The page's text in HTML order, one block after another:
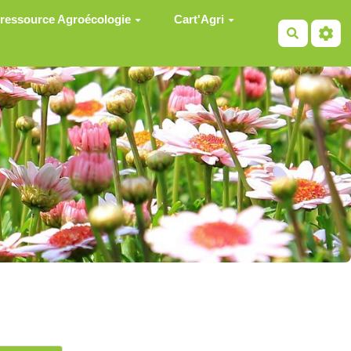
Agroécologie Cart'Agri